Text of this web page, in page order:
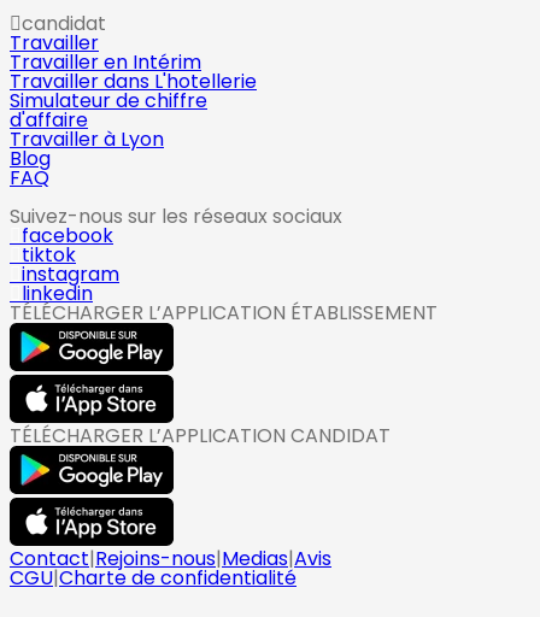
candidat
Travailler
Travailler en Intérim
Travailler dans L'hotellerie
Simulateur de chiffre
d'affaire
Travailler à Lyon
Blog
FAQ
Suivez-nous sur les réseaux sociaux
facebook
tiktok
instagram
linkedin
TÉLÉCHARGER L’APPLICATION ÉTABLISSEMENT
TÉLÉCHARGER L’APPLICATION CANDIDAT
Contact|Rejoins-nous|Medias|Avis
CGU|Charte de confidentialité